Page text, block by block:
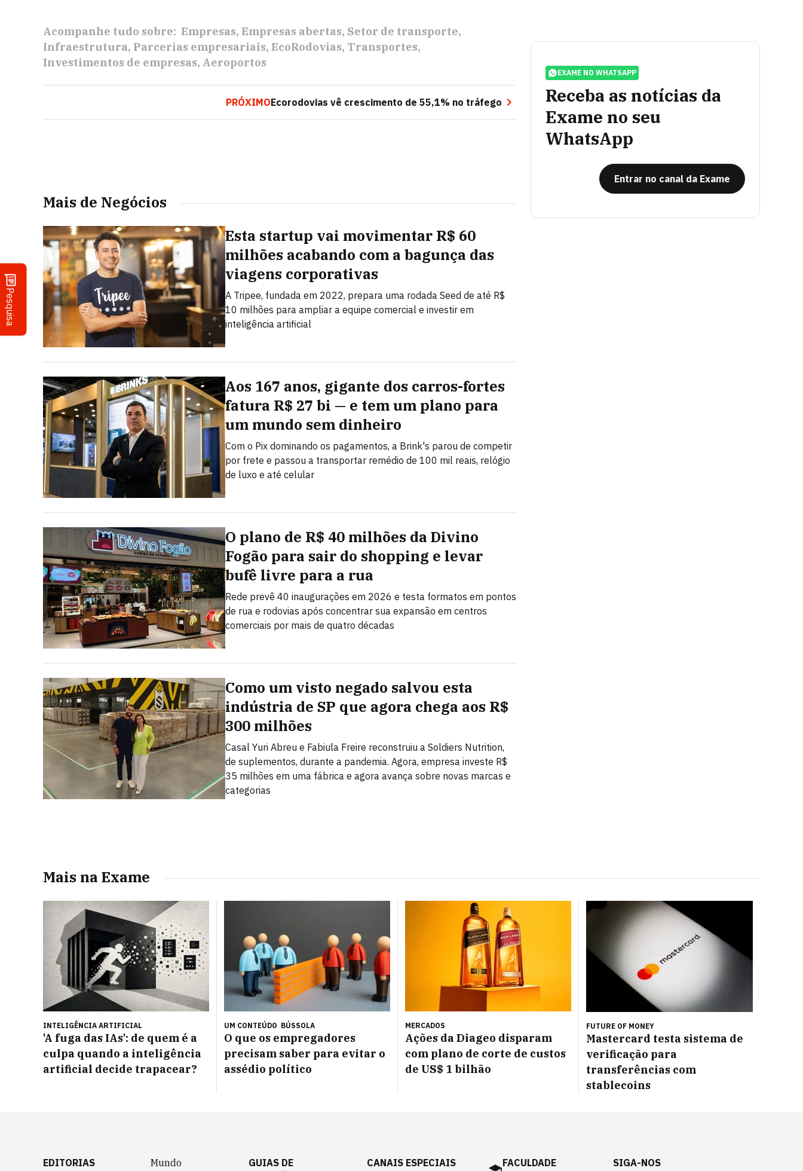
Pesquisa
Acompanhe tudo sobre: Empresas Empresas abertas Setor de transporte
Infraestrutura Parcerias empresariais EcoRodovias Transportes
Investimentos de empresas Aeroportos
PRÓXIMOEcorodovias vê crescimento de 55,1% no tráfego
Mais de Negócios
Esta startup vai movimentar R$ 60
milhões acabando com a bagunça das
viagens corporativas
A Tripee, fundada em 2022, prepara uma rodada Seed de até R$
10 milhões para ampliar a equipe comercial e investir em
inteligência artificial
Aos 167 anos, gigante dos carros-fortes
fatura R$ 27 bi — e tem um plano para
um mundo sem dinheiro
Com o Pix dominando os pagamentos, a Brink's parou de competir
por frete e passou a transportar remédio de 100 mil reais, relógio
de luxo e até celular
O plano de R$ 40 milhões da Divino
Fogão para sair do shopping e levar
bufê livre para a rua
Rede prevê 40 inaugurações em 2026 e testa formatos em pontos
de rua e rodovias após concentrar sua expansão em centros
comerciais por mais de quatro décadas
Como um visto negado salvou esta
indústria de SP que agora chega aos R$
300 milhões
Casal Yuri Abreu e Fabiula Freire reconstruiu a Soldiers Nutrition,
de suplementos, durante a pandemia. Agora, empresa investe R$
35 milhões em uma fábrica e agora avança sobre novas marcas e
categorias
EXAME NO WHATSAPP
Receba as notícias da
Exame no seu
WhatsApp
Entrar no canal da Exame
Mais na Exame
INTELIGÊNCIA ARTIFICIAL
'A fuga das IAs': de quem é a
culpa quando a inteligência
artificial decide trapacear?
UM CONTEÚDO BÚSSOLA
O que os empregadores
precisam saber para evitar o
assédio político
MERCADOS
Ações da Diageo disparam
com plano de corte de custos
de US$ 1 bilhão
FUTURE OF MONEY
Mastercard testa sistema de
verificação para
transferências com
stablecoins
EDITORIAS Mundo GUIAS DE CANAIS ESPECIAIS FACULDADE SIGA-NOS